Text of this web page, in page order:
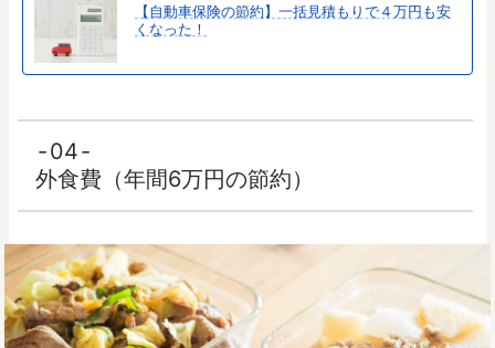
【自動車保険の節約】一括見積もりで４万円も安
くなった！
04
外食費（年間6万円の節約）